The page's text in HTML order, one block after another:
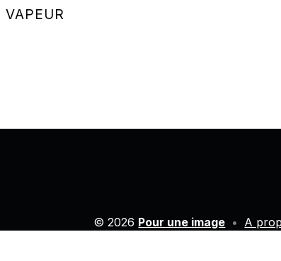
VAPEUR
© 2026 Pour une image • A